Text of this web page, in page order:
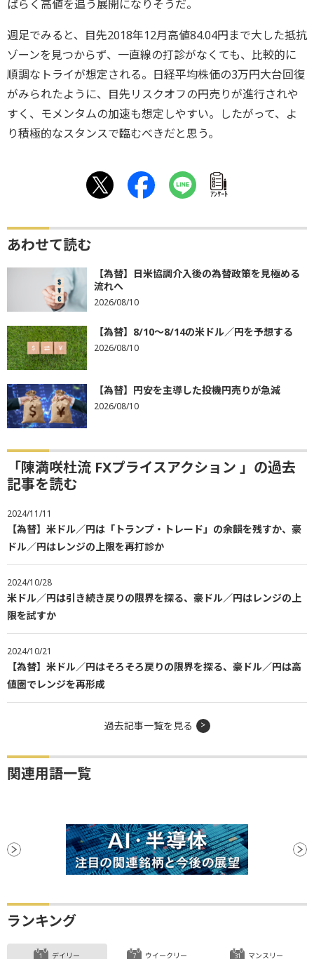
ばらく高値を追う展開になりそうだ。
週足でみると、目先2018年12月高値84.04円まで大した抵抗
ゾーンを見つからず、一直線の打診がなくても、比較的に
順調なトライが想定される。日経平均株価の3万円大台回復
がみられたように、目先リスクオフの円売りが進行されや
すく、モメンタムの加速も想定しやすい。したがって、よ
り積極的なスタンスで臨むべきだと思う。
ｱﾝｹｰﾄ
あわせて読む
【為替】日米協調介入後の為替政策を見極める
流れへ
2026/08/10
【為替】8/10～8/14の米ドル／円を予想する
2026/08/10
【為替】円安を主導した投機円売りが急減
2026/08/10
「陳満咲杜流 FXプライスアクション 」の過去
記事を読む
2024/11/11
【為替】米ドル／円は「トランプ・トレード」の余韻を残すか、豪
ドル／円はレンジの上限を再打診か
2024/10/28
米ドル／円は引き続き戻りの限界を探る、豪ドル／円はレンジの上
限を試すか
2024/10/21
【為替】米ドル／円はそろそろ戻りの限界を探る、豪ドル／円は高
値圏でレンジを再形成
過去記事一覧を見る
関連用語一覧
ランキング
デイリー ウイークリー マンスリー